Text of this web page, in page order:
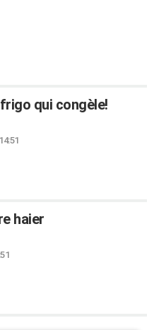
frigo qui congèle!
haier